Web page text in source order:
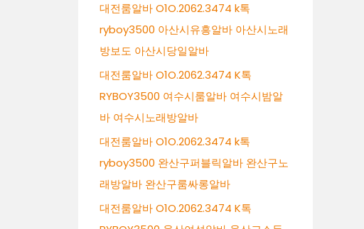
대전룸알바 O1O.2062.3474 k톡
ryboy3500 아산시유흥알바 아산시노래
방보도 아산시당일알바
대전룸알바 O1O.2062.3474 K톡
RYBOY3500 여수시룸알바 여수시밤알
바 여수시노래방알바
대전룸알바 O1O.2062.3474 k톡
ryboy3500 완산구퍼블릭알바 완산구노
래방알바 완산구룸싸롱알바
대전룸알바 O1O.2062.3474 K톡